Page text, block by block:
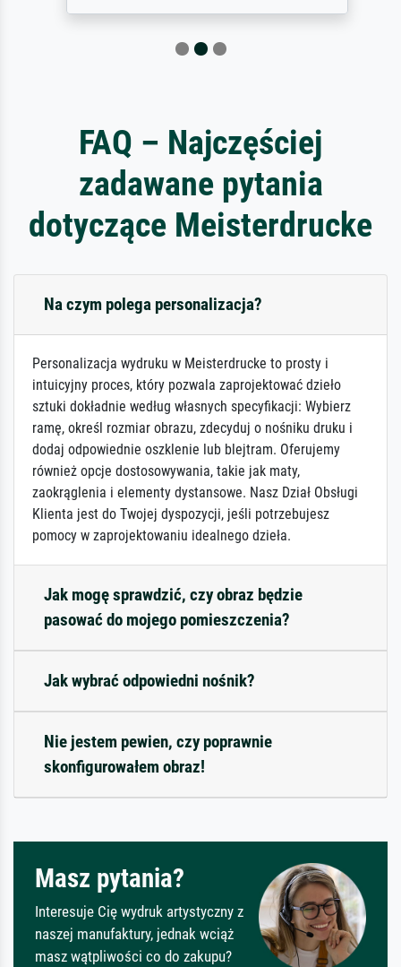
FAQ – Najczęściej
zadawane pytania
dotyczące Meisterdrucke
Na czym polega personalizacja?
Personalizacja wydruku w Meisterdrucke to prosty i
intuicyjny proces, który pozwala zaprojektować dzieło
sztuki dokładnie według własnych specyfikacji: Wybierz
ramę, określ rozmiar obrazu, zdecyduj o nośniku druku i
dodaj odpowiednie oszklenie lub blejtram. Oferujemy
również opcje dostosowywania, takie jak maty,
zaokrąglenia i elementy dystansowe. Nasz Dział Obsługi
Klienta jest do Twojej dyspozycji, jeśli potrzebujesz
pomocy w zaprojektowaniu idealnego dzieła.
Jak mogę sprawdzić, czy obraz będzie
pasować do mojego pomieszczenia?
Jak wybrać odpowiedni nośnik?
Nie jestem pewien, czy poprawnie
skonfigurowałem obraz!
Masz pytania?
Interesuje Cię wydruk artystyczny z
naszej manufaktury, jednak wciąż
masz wątpliwości co do zakupu?